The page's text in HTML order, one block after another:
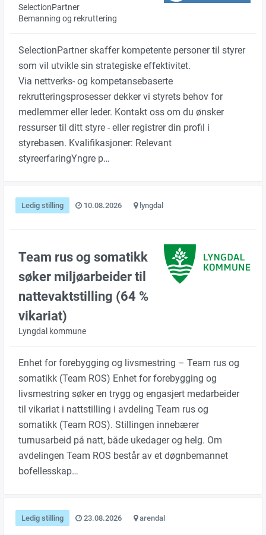
SelectionPartner
Bemanning og rekruttering
SelectionPartner skaffer kompetente personer til styrer
som vil utvikle sin strategiske effektivitet.
Via nettverks- og kompetansebaserte
rekrutteringsprosesser dekker vi styrets behov for
medlemmer eller leder. Kontakt oss om du ønsker
ressurser til ditt styre - eller registrer din profil i
styrebasen. Kvalifikasjoner: Relevant
styreerfaringYngre p…
Ledig stilling 10.08.2026 lyngdal
Team rus og somatikk
søker miljøarbeider til
nattevaktstilling (64 %
vikariat)
Lyngdal kommune
Enhet for forebygging og livsmestring – Team rus og
somatikk (Team ROS) Enhet for forebygging og
livsmestring søker en trygg og engasjert medarbeider
til vikariat i nattstilling i avdeling Team rus og
somatikk (Team ROS). Stillingen innebærer
turnusarbeid på natt, både ukedager og helg. Om
avdelingen Team ROS består av et døgnbemannet
bofellesskap…
Ledig stilling 23.08.2026 arendal